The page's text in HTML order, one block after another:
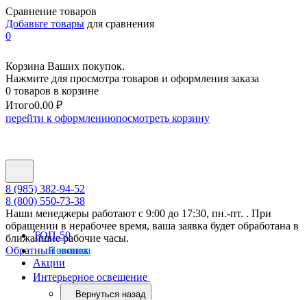
Сравнение товаров
Добавьте товары для сравнения
0
Корзина Ваших покупок.
Нажмите для просмотра товаров и оформления заказа
0 товаров в корзине
Итого0.00 ₽
перейти к оформлениюпосмотреть корзину
8 (985) 382-94-52
8 (800) 550-73-38
Наши менеджеры работают с 9:00 до 17:30, пн.-пт. . При
обращении в нерабочее время, ваша заявка будет обработана в
ближайшие рабочие часы.
Обратный звонок
ТОП-50
Новинки
Акции
Интерьерное освещение
Вернуться назад